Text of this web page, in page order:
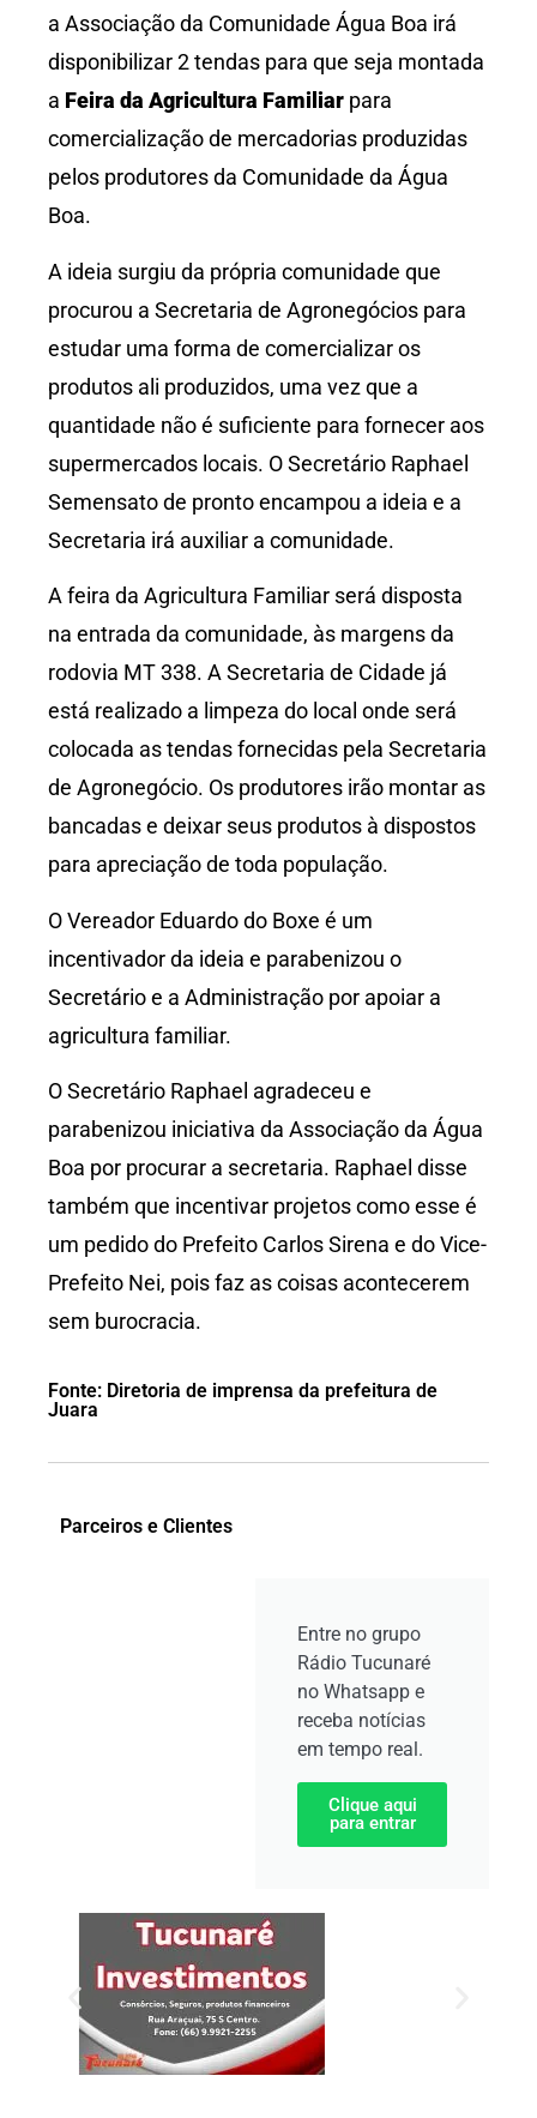
a Associação da Comunidade Água Boa irá
disponibilizar 2 tendas para que seja montada
a Feira da Agricultura Familiar para
comercialização de mercadorias produzidas
pelos produtores da Comunidade da Água
Boa.
A ideia surgiu da própria comunidade que
procurou a Secretaria de Agronegócios para
estudar uma forma de comercializar os
produtos ali produzidos, uma vez que a
quantidade não é suficiente para fornecer aos
supermercados locais. O Secretário Raphael
Semensato de pronto encampou a ideia e a
Secretaria irá auxiliar a comunidade.
A feira da Agricultura Familiar será disposta
na entrada da comunidade, às margens da
rodovia MT 338. A Secretaria de Cidade já
está realizado a limpeza do local onde será
colocada as tendas fornecidas pela Secretaria
de Agronegócio. Os produtores irão montar as
bancadas e deixar seus produtos à dispostos
para apreciação de toda população.
O Vereador Eduardo do Boxe é um
incentivador da ideia e parabenizou o
Secretário e a Administração por apoiar a
agricultura familiar.
O Secretário Raphael agradeceu e
parabenizou iniciativa da Associação da Água
Boa por procurar a secretaria. Raphael disse
também que incentivar projetos como esse é
um pedido do Prefeito Carlos Sirena e do Vice-
Prefeito Nei, pois faz as coisas acontecerem
sem burocracia.
Fonte: Diretoria de imprensa da prefeitura de
Juara
Parceiros e Clientes
Entre no grupo
Rádio Tucunaré
no Whatsapp e
receba notícias
em tempo real.
Clique aqui
para entrar